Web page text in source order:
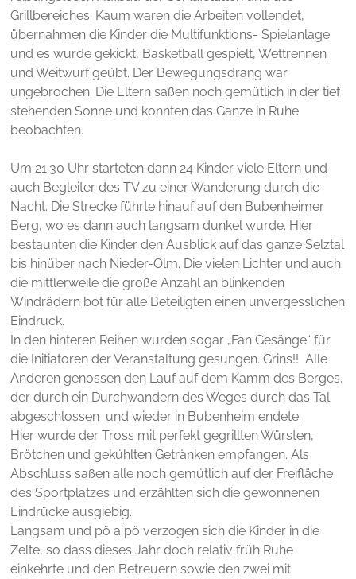
Grillbereiches. Kaum waren die Arbeiten vollendet,
übernahmen die Kinder die Multifunktions- Spielanlage
und es wurde gekickt, Basketball gespielt, Wettrennen
und Weitwurf geübt. Der Bewegungsdrang war
ungebrochen. Die Eltern saßen noch gemütlich in der tief
stehenden Sonne und konnten das Ganze in Ruhe
beobachten.
Um 21:30 Uhr starteten dann 24 Kinder viele Eltern und
auch Begleiter des TV zu einer Wanderung durch die
Nacht. Die Strecke führte hinauf auf den Bubenheimer
Berg, wo es dann auch langsam dunkel wurde. Hier
bestaunten die Kinder den Ausblick auf das ganze Selztal
bis hinüber nach Nieder-Olm. Die vielen Lichter und auch
die mittlerweile die große Anzahl an blinkenden
Windrädern bot für alle Beteiligten einen unvergesslichen
Eindruck.
In den hinteren Reihen wurden sogar „Fan Gesänge“ für
die Initiatoren der Veranstaltung gesungen. Grins!! Alle
Anderen genossen den Lauf auf dem Kamm des Berges,
der durch ein Durchwandern des Weges durch das Tal
abgeschlossen und wieder in Bubenheim endete.
Hier wurde der Tross mit perfekt gegrillten Würsten,
Brötchen und gekühlten Getränken empfangen. Als
Abschluss saßen alle noch gemütlich auf der Freifläche
des Sportplatzes und erzählten sich die gewonnenen
Eindrücke ausgiebig.
Langsam und pö a`pö verzogen sich die Kinder in die
Zelte, so dass dieses Jahr doch relativ früh Ruhe
einkehrte und den Betreuern sowie den zwei mit